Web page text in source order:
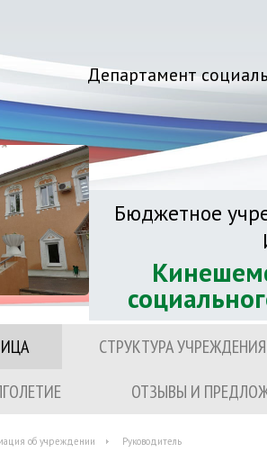
Департамент
Бюджетное
СТРУКТУРА УЧРЕЖДЕНИЯ
ОТЗЫВЫ И
об учреждении Руководитель